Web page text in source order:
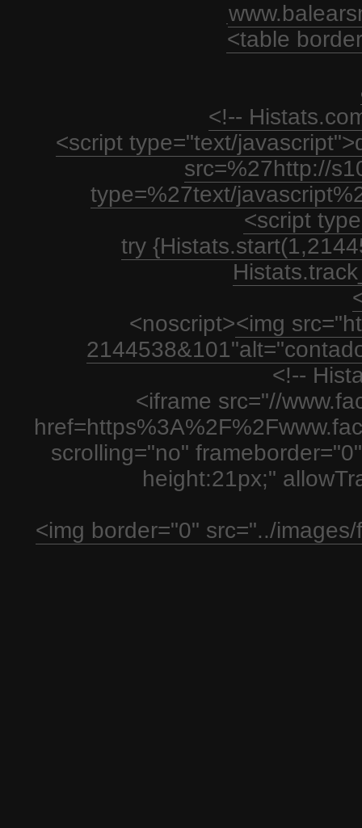
<table
<!--
<script type="text/
src=%27http://
type=%27text/
<script
try
<noscript><img
<!--
<iframe src="//
scrolling="no"
height:21px;"
<img border="0" src="../